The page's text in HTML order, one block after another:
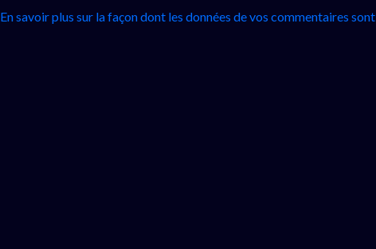
En savoir plus sur la façon dont les données de vos commentaires sont